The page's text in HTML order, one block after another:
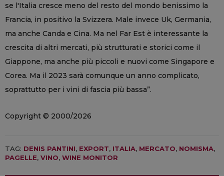
se l'Italia cresce meno del resto del mondo benissimo la
Francia, in positivo la Svizzera. Male invece Uk, Germania,
ma anche Canda e Cina. Ma nel Far Est è interessante la
crescita di altri mercati, più strutturati e storici come il
Giappone, ma anche più piccoli e nuovi come Singapore e
Corea. Ma il 2023 sarà comunque un anno complicato,
soprattutto per i vini di fascia più bassa”.
Copyright © 2000/2026
TAG: DENIS PANTINI, EXPORT, ITALIA, MERCATO, NOMISMA,
PAGELLE, VINO, WINE MONITOR